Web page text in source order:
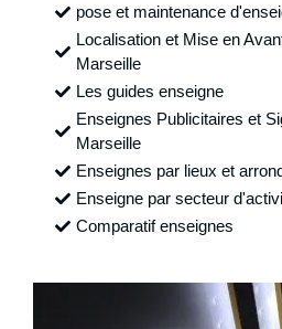
pose et maintenance
Localisation et Mise en
Marseille
Les guides enseigne
Enseignes Publicitaires et
Marseille
Enseignes par lieux et
Enseigne par secteur
Comparatif enseignes